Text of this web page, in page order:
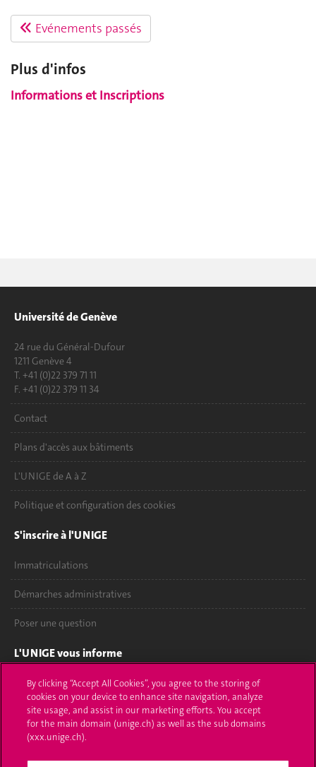
Evénements passés
Plus d'infos
Informations et Inscriptions
Université de Genève
24 rue du Général-Dufour
1211 Genève 4
T. +41 (0)22 379 71 11
F. +41 (0)22 379 11 34
Contact
Plans d'accès aux bâtiments
L'UNIGE de A à Z
Politique et configuration des cookies
S'inscrire à l'UNIGE
Immatriculations
Démarches administratives
Poser une question
L'UNIGE vous informe
UNIGE Mobile
Médias
Offres d'emploi
By clicking “Accept All Cookies”, you agree to the storing of
cookies on your device to enhance site navigation, analyze
site usage, and assist in our marketing efforts. You accept
for the main domain (unige.ch) as well as the sub domains
(xxx.unige.ch).